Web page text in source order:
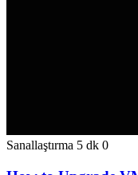
Sanallaştırma 5 dk 0